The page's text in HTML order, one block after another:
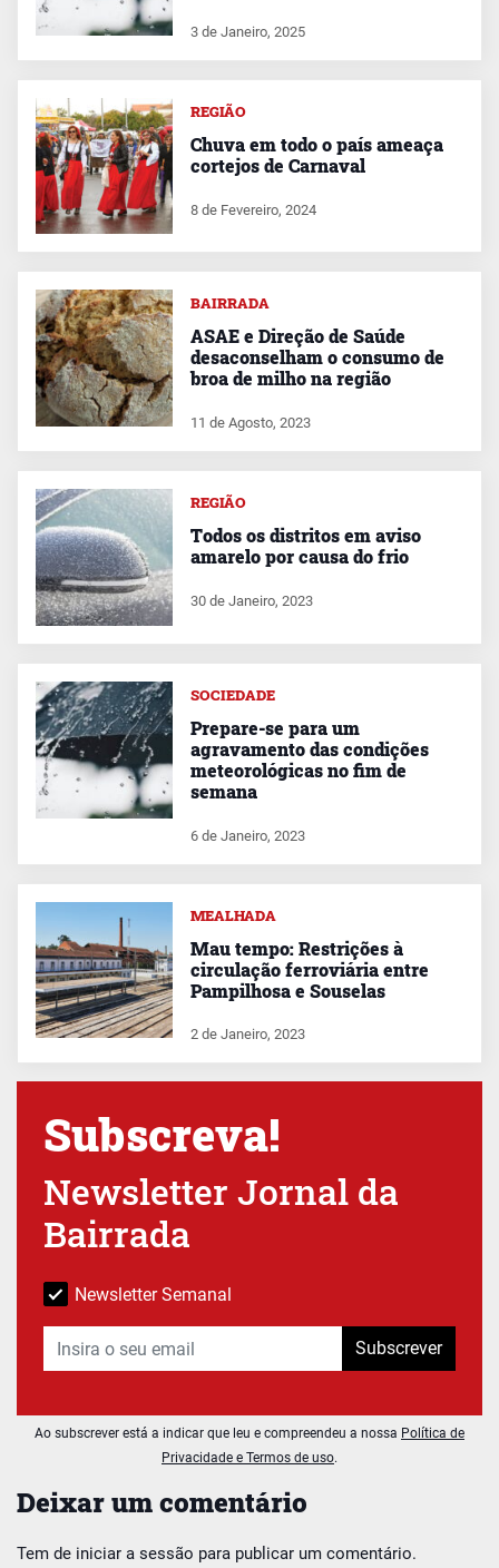
Deixar um comentário
Tem de iniciar a sessão para publicar um comentário.
3 de Janeiro, 2025
REGIÃO
Chuva em todo o país ameaça
cortejos de Carnaval
8 de Fevereiro, 2024
BAIRRADA
ASAE e Direção de Saúde
desaconselham o consumo de
broa de milho na região
11 de Agosto, 2023
REGIÃO
Todos os distritos em aviso
amarelo por causa do frio
30 de Janeiro, 2023
SOCIEDADE
Prepare-se para um
agravamento das condições
meteorológicas no fim de
semana
6 de Janeiro, 2023
MEALHADA
Mau tempo: Restrições à
circulação ferroviária entre
Pampilhosa e Souselas
2 de Janeiro, 2023
Subscreva!
Newsletter Jornal da
Bairrada
Newsletter Semanal
Subscrever
Ao subscrever está a indicar que leu e compreendeu a nossa Política de
Privacidade e Termos de uso.